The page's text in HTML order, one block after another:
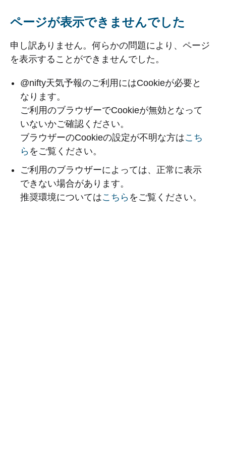
ページが表示できませんでした
申し訳ありません。何らかの問題により、ページ
を表示することができませんでした。
@nifty天気予報のご利用にはCookieが必要と
なります。
ご利用のブラウザーでCookieが無効となって
いないかご確認ください。
ブラウザーのCookieの設定が不明な方はこち
ら をご覧ください。
ご利用のブラウザーによっては、正常に表示
できない場合があります。
推奨環境についてはこちら をご覧ください。